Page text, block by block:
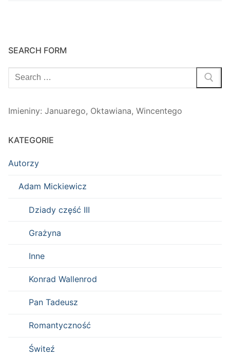
SEARCH FORM
Szukaj:
Imieniny: Januarego, Oktawiana, Wincentego
KATEGORIE
Autorzy
Adam Mickiewicz
Dziady część III
Grażyna
Inne
Konrad Wallenrod
Pan Tadeusz
Romantyczność
Świteź